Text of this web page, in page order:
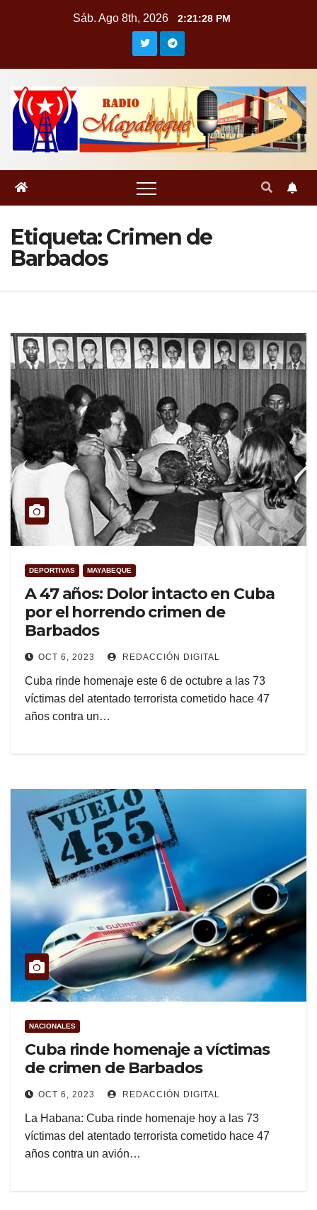
Sáb. Ago 8th, 2026 2:21:29 PM
Etiqueta:Crimen de
Barbados
DEPORTIVAS MAYABEQUE
A 47 años: Dolor intacto en Cuba
por el horrendo crimen de
Barbados
OCT 6, 2023 REDACCIÓN DIGITAL
Cuba rinde homenaje este 6 de octubre a las 73
víctimas del atentado terrorista cometido hace 47
años contra un…
NACIONALES
Cuba rinde homenaje a víctimas
de crimen de Barbados
OCT 6, 2023 REDACCIÓN DIGITAL
La Habana: Cuba rinde homenaje hoy a las 73
víctimas del atentado terrorista cometido hace 47
años contra un avión…